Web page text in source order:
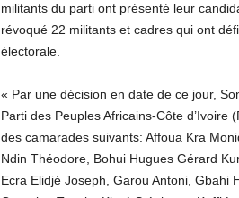
militants du parti ont présenté leur
révoqué 22 militants et cadres qui ont
électorale.
« Par une décision en date de ce jour,
Parti des Peuples Africains-Côte
des camarades suivants: Affoua Kra
Ndin Théodore, Bohui Hugues Gérard
Ecra Elidjé Joseph, Garou Antoni, Gbahi